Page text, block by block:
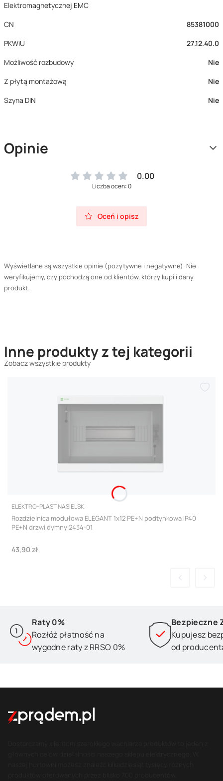
Elektromagnetycznej EMC
CN
85381000
PKWiU
27.12.40.0
Możliwość rozbudowy
Nie
Z płytą montażową
Nie
Szyna DIN
Nie
Opinie
0.00
Liczba ocen: 0
Oceń i opisz
Wyświetlane są wszystkie opinie (pozytywne i negatywne). Nie
weryfikujemy, czy pochodzą one od klientów, którzy kupili dany
produkt.
Inne produkty z tej kategorii
Zobacz wszystkie produkty
PRODUCENT
ELEKTRO-PLAST NASIELSK
Rozdzielnica modułowa ELEGANT 1x12 PE+N podtynkowa IP40
PE+N drzwi dymny 2434-01
Cena
43,90 zł
Raty 0%
Rozłóż płatność na
wygodne raty z RRSO 0%
Bezpieczne
Kupujesz
od